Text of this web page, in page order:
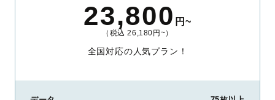
23,800 円~
（税込 26,180円~）
全国対応の人気プラン！